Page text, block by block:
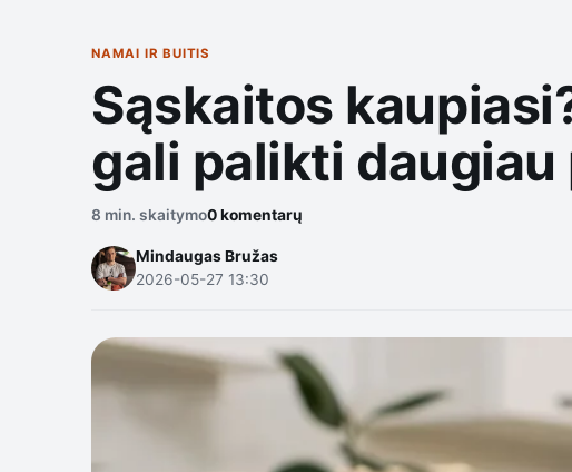
NAMAI IR BUITIS
Sąskaitos
gali palikti
8 min. skaitymo0 komentarų
Mindaugas Bružas
2026-05-27 13:30